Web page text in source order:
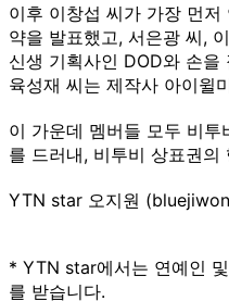
이후 이창섭 씨가 가장 먼
약을 발표했고, 서은광 씨,
신생 기획사인 DOD와 손을
육성재 씨는 제작사 아이윌
이 가운데 멤버들 모두 비
를 드러내, 비투비 상표권
YTN star 오지원
* YTN star에서는 연예인
를 받습니다.